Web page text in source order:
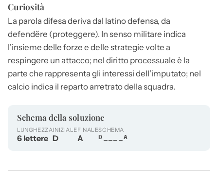
Curiosità
La parola difesa deriva dal latino defensa, da
defendĕre (proteggere). In senso militare indica
l'insieme delle forze e delle strategie volte a
respingere un attacco; nel diritto processuale è la
parte che rappresenta gli interessi dell'imputato; nel
calcio indica il reparto arretrato della squadra.
Schema della soluzione
LUNGHEZZA
6 lettere
INIZIALE
D
FINALE
A
SCHEMA
D____A